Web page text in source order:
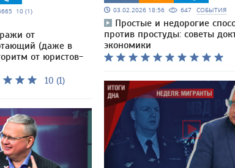
10 (1)
от
(даже в
от юристов-
10 (1)
03.02.2026 18:56 647 СОБЫТИЯ
Простые и недорогие
против простуды: советы
экономики